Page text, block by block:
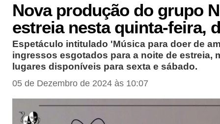
Nova produção do grupo
estreia nesta quinta-feira,
Espetáculo intitulado 'Música para doer de
ingressos esgotados para a noite de estreia,
lugares disponíveis para sexta e sábado.
05 de Dezembro de 2024 às 10:07